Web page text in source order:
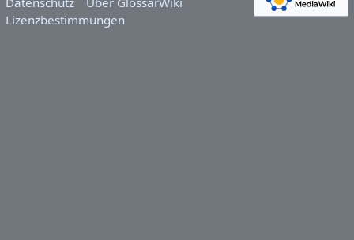
Lizenzbestimmungen